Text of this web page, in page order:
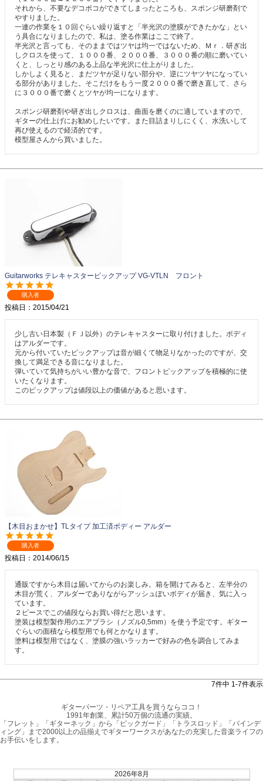
それから、不要なデコボコができてしまったところも、スポンジ研磨剤で
やすりました。
一連の作業を１０回ぐらい繰り返すと「半光沢の塗膜ができたかな」とい
う具合になりましたので、私は、塗る作業はここで終了。
半光沢と言っても、そのままではツヤは均一ではないため、Ｍｒ．研ぎ出
しクロスを使って、１０００番、２０００番、３０００番の順に磨いてい
くと、しっとり感のある上品な半光沢に仕上がりました。
しかしよく見ると、まだツヤが足りない部分や、逆にツヤツヤになってい
る部分がありました。そこだけをもう一度２０００番で磨き直して、さら
に３０００番で磨くとツヤが均一になります。
スポンジ研磨剤や研ぎ出しクロスは、曲面を磨くのに適していますので、
ギターの仕上げにお勧めしたいです。また目詰まりしにくく、水洗いして
再び使えるので経済的です。
模型屋さんから買いました。
Guitarworks テレキャスターピックアップ VG-VTLN フロント
購入者
投稿日 2015/04/21
少し古い日本製（ＦＪ以外）のテレキャスターに取り付けました。ボディ
はアルダーです。
元から付いていたピックアップは音が細くて物足りなかったのですが、交
換して満足できる音になりました。
弾いていて気持ちがいい豊かな音で、フロントピックアップを積極的に使
いたくなります。
このピックアップは値段以上の価値があると思います。
【木目おまかせ】TLタイプ 加工済ボディー アルダー
購入者
投稿日 2014/06/15
通販ですから木目は届いてからのお楽しみ。箱を開けてみると、左半分の
木目が荒く、アルダーでありながらアッシュぽいボディが届き、気に入っ
ています。
２ピースでこの値段ならお買い得だと思います。
塗装は模型製作用のエアブラシ（ノズル0,5mm）を使う予定です。ギター
ぐらいの面積なら模型用でも何とかなります。
塗料は模型用ではなく、塗膜の強いラッカーで好みの色を調合してみま
す。
7件中 1-7件表示
ギターパーツ・リペア工具を買うならココ！
1991年創業、累計50万個の流通の実績。
「フレット」「ギターネック」から「ピックガード」「トラスロッド」「バインデ
ィング」まで2000以上の品揃えでギターワークスがあなたの充実した音楽ライフの
お手伝いをします。
2026年8月